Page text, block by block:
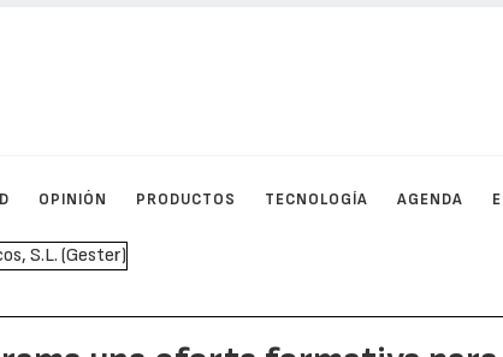
OPINIÓN PRODUCTOS TECNOLOGÍA AGENDA